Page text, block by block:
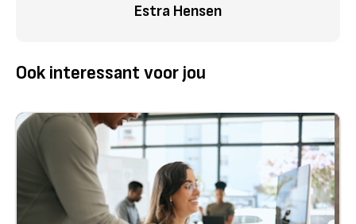
Estra Hensen
Ook interessant voor jou